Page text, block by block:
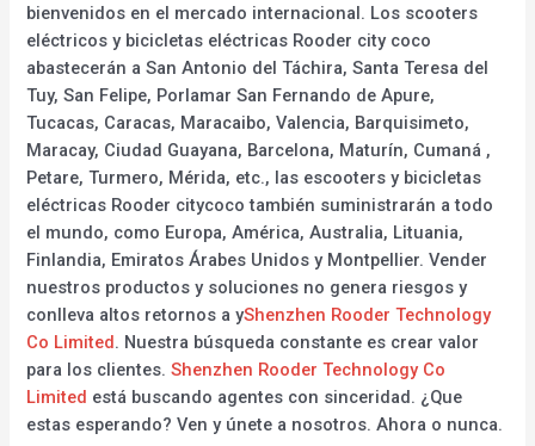
bienvenidos en el mercado internacional. Los scooters
eléctricos y bicicletas eléctricas Rooder city coco
abastecerán a San Antonio del Táchira, Santa Teresa del
Tuy, San Felipe, Porlamar San Fernando de Apure,
Tucacas, Caracas, Maracaibo, Valencia, Barquisimeto,
Maracay, Ciudad Guayana, Barcelona, Maturín, Cumaná ,
Petare, Turmero, Mérida, etc., las escooters y bicicletas
eléctricas Rooder citycoco también suministrarán a todo
el mundo, como Europa, América, Australia, Lituania,
Finlandia, Emiratos Árabes Unidos y Montpellier. Vender
nuestros productos y soluciones no genera riesgos y
conlleva altos retornos a yShenzhen Rooder Technology
Co Limited. Nuestra búsqueda constante es crear valor
para los clientes.Shenzhen Rooder Technology Co
Limited está buscando agentes con sinceridad. ¿Que
estas esperando? Ven y únete a nosotros. Ahora o nunca.